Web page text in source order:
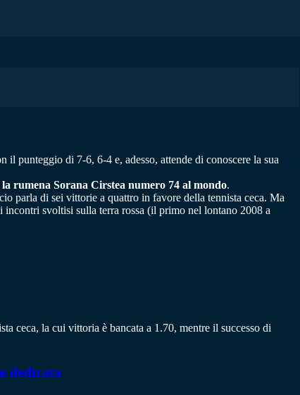
il punteggio di 7-6, 6-4 e, adesso, attende di conoscere la sua
rumena Sorana Cirstea numero 74 al mondo.
parla di sei vittorie a quattro in favore della tennista ceca. Ma
svoltisi sulla terra rossa (il primo nel lontano 2008 a
ceca, la cui vittoria è bancata a 1.70, mentre il successo di
dedicata